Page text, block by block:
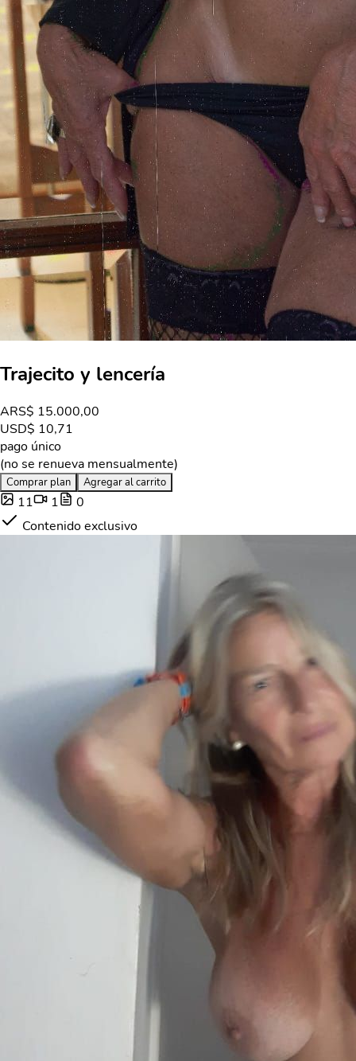
Trajecito y lencería
ARS$ 15.000,00
USD$ 10,71
pago único
(no se renueva mensualmente)
Comprar plan Agregar al carrito
11 1
0
Contenido exclusivo